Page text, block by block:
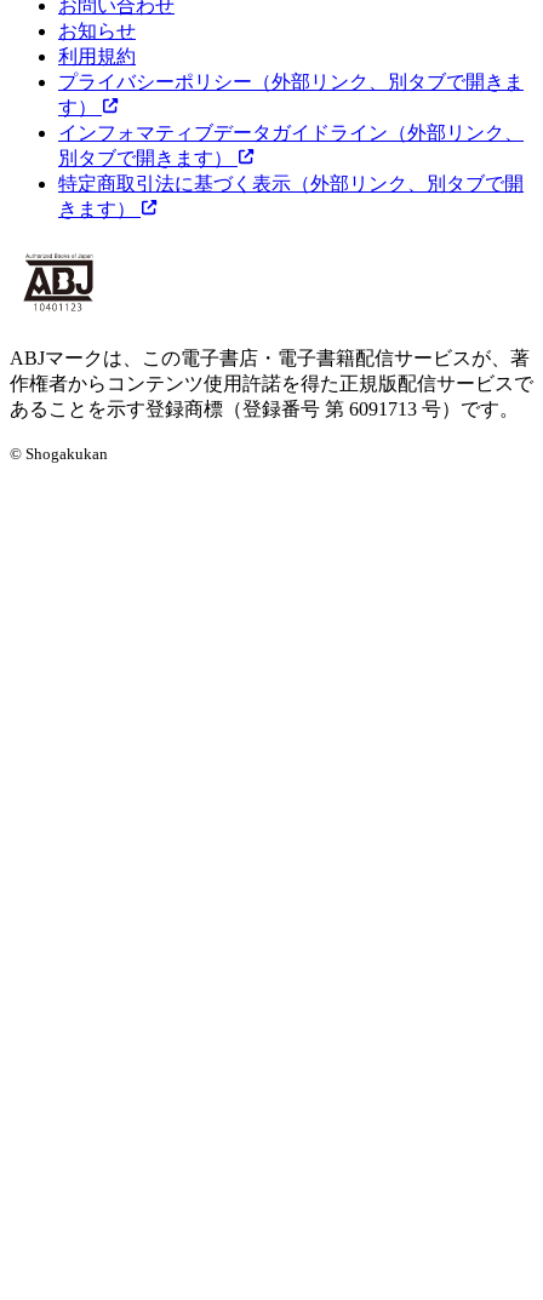
お問い合わせ
お知らせ
利用規約
プライバシーポリシー （外部リンク、別タブで開きま
す）
インフォマティブデータガイドライン （外部リンク、
別タブで開きます）
特定商取引法に基づく表示 （外部リンク、別タブで開
きます）
ABJマークは、この電子書店・電子書籍配信サービスが、著
作権者からコンテンツ使用許諾を得た正規版配信サービスで
あることを示す登録商標（登録番号 第 6091713 号）です。
© Shogakukan